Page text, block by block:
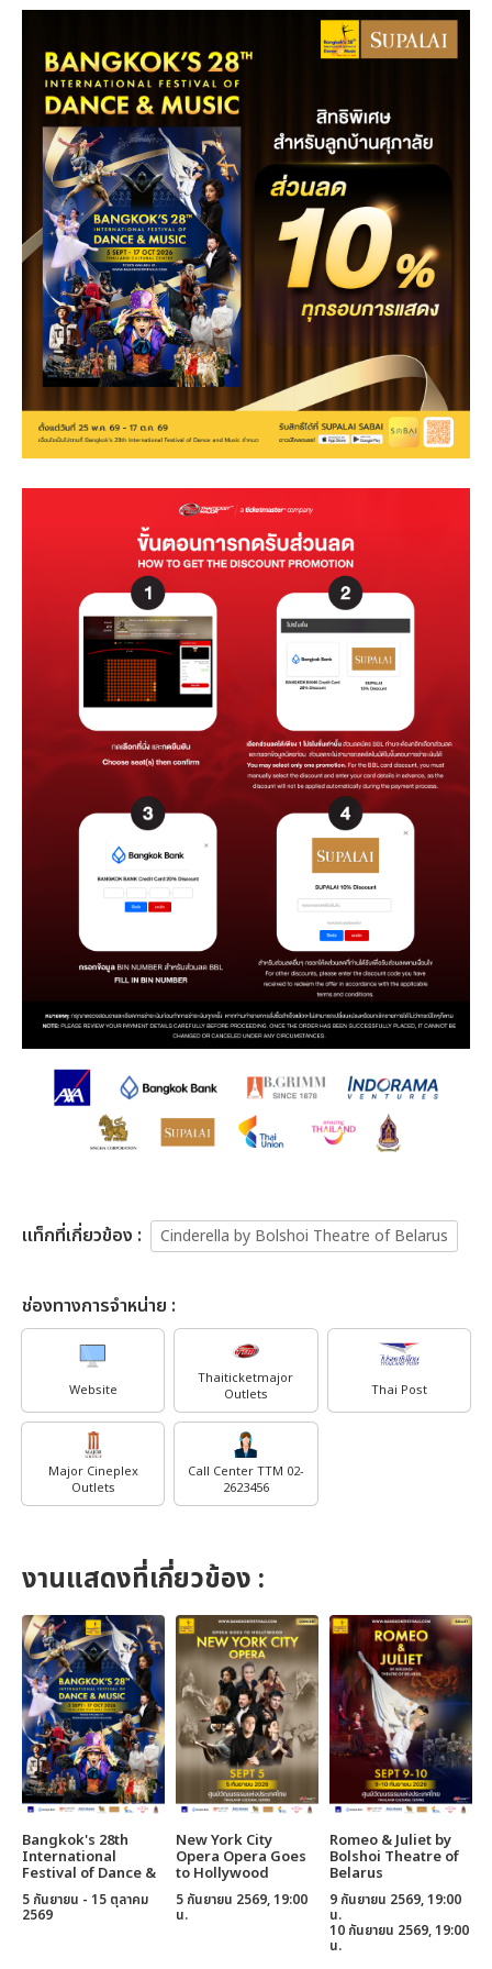
เเท็กที่เกี่ยวข้อง : Cinderella by Bolshoi Theatre of Belarus
ช่องทางการจำหน่าย :
Website
Thaiticketmajor
Outlets
Thai Post
Major Cineplex
Outlets
Call Center TTM 02-
2623456
งานแสดงที่เกี่ยวข้อง :
Bangkok's 28th
International
Festival of Dance &
Music
5 กันยายน - 15 ตุลาคม
2569
New York City
Opera Opera Goes
to Hollywood
5 กันยายน 2569, 19:00
น.
Romeo & Juliet by
Bolshoi Theatre of
Belarus
9 กันยายน 2569, 19:00
น.
10 กันยายน 2569, 19:00
น.